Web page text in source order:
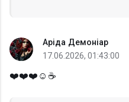
Аріда Демоніар
17.06.2026, 01:43:00
❤️❤️❤️☺️☕